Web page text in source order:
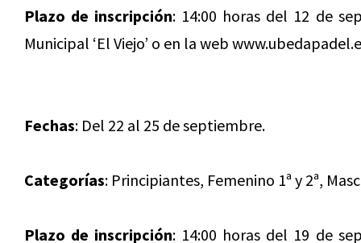
Plazo de inscripción: 14:00 horas del 12 de
Municipal ‘El Viejo’ o en la web
Fechas: Del 22 al 25 de septiembre.
Categorías: Principiantes, Femenino 1ª y 2ª,
Plazo de inscripción: 14:00 horas del 19 de